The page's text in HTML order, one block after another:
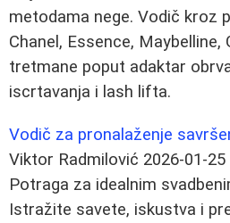
metodama negе. Vodič kroz
Chanel, Essence, Maybelline,
tretmane poput adaktar
iscrtavanja i lash lifta.
Vodič za pronalaženje
Viktor Radmilović 2026-01-25
Potraga za idealnim
Istražite savete, iskustva i